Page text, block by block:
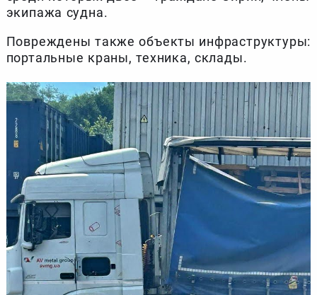
экипажа судна.
Повреждены также объекты инфраструктуры:
портальные краны, техника, склады.